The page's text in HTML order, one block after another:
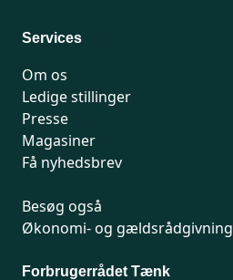
Services
Om os
Ledige stillinger
Presse
Magasiner
Få nyhedsbrev
Besøg også
Økonomi- og gældsrådgivning
Forbrugerrådet Tænk